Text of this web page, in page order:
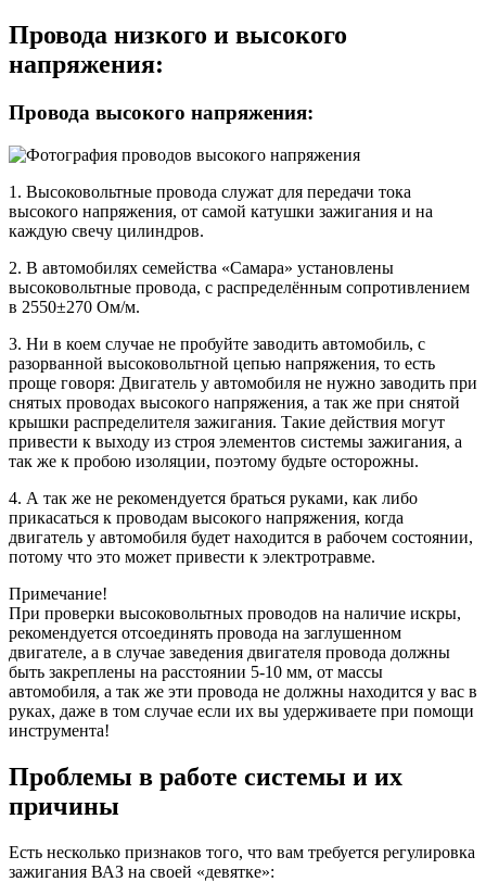
Провода низкого и высокого
напряжения:
Провода высокого напряжения:
1. Высоковольтные провода служат для передачи тока
высокого напряжения, от самой катушки зажигания и на
каждую свечу цилиндров.
2. В автомобилях семейства «Самара» установлены
высоковольтные провода, с распределённым сопротивлением
в 2550±270 Ом/м.
3. Ни в коем случае не пробуйте заводить автомобиль, с
разорванной высоковольтной цепью напряжения, то есть
проще говоря: Двигатель у автомобиля не нужно заводить при
снятых проводах высокого напряжения, а так же при снятой
крышки распределителя зажигания. Такие действия могут
привести к выходу из строя элементов системы зажигания, а
так же к пробою изоляции, поэтому будьте осторожны.
4. А так же не рекомендуется браться руками, как либо
прикасаться к проводам высокого напряжения, когда
двигатель у автомобиля будет находится в рабочем состоянии,
потому что это может привести к электротравме.
Примечание!
При проверки высоковольтных проводов на наличие искры,
рекомендуется отсоединять провода на заглушенном
двигателе, а в случае заведения двигателя провода должны
быть закреплены на расстоянии 5-10 мм, от массы
автомобиля, а так же эти провода не должны находится у вас в
руках, даже в том случае если их вы удерживаете при помощи
инструмента!
Проблемы в работе системы и их
причины
Есть несколько признаков того, что вам требуется регулировка
зажигания ВАЗ на своей «девятке»: